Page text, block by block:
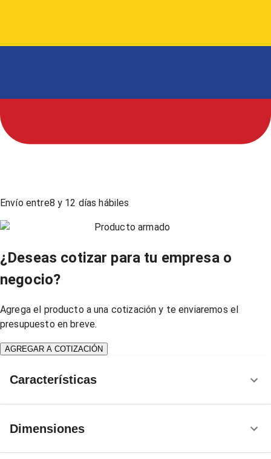
Envío entre8 y 12 días hábiles
Producto armado
¿Deseas cotizar para tu empresa o
negocio?
Agrega el producto a una cotización y te enviaremos el
presupuesto en breve.
AGREGAR A COTIZACIÓN
Características
Dimensiones